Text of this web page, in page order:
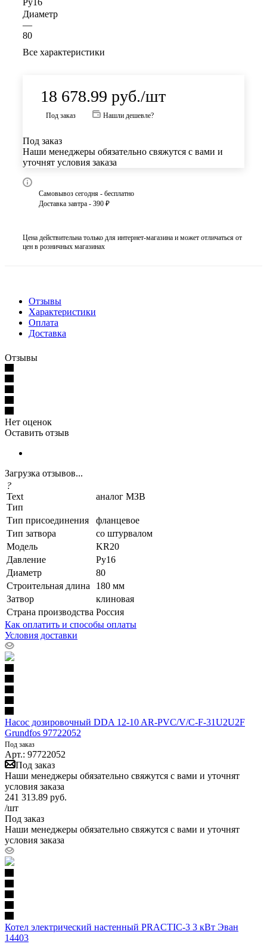
Диаметр
—
80
Все характеристики
18 678.99 руб./шт
Под заказ Нашли дешевле?
Под заказ
Наши менеджеры обязательно свяжутся с вами и
уточнят условия заказа
Самовывоз сегодня - бесплатно
Доставка завтра - 390 ₽
Цена действительна только для интернет-магазина и может отличаться от
цен в розничных магазинах
Отзывы
Характеристики
Оплата
Доставка
Отзывы
Нет оценок
Оставить отзыв
Загрузка отзывов...
?
Text
Тип
аналог МЗВ
Тип присоединения
фланцевое
Тип затвора
со штурвалом
Модель
KR20
Давление
Ру16
Диаметр
80
Строительная длина
180 мм
Затвор
клиновая
Страна производства Россия
Как оплатить и способы оплаты
Условия доставки
Насос дозировочный DDA 12-10 AR-PVC/V/C-F-31U2U2F
Grundfos 97722052
Под заказ
Арт.: 97722052
Под заказ
Наши менеджеры обязательно свяжутся с вами и уточнят
условия заказа
241 313.89 руб.
/шт
Под заказ
Наши менеджеры обязательно свяжутся с вами и уточнят
условия заказа
Котел электрический настенный PRACTIC-3 3 кВт Эван
14403